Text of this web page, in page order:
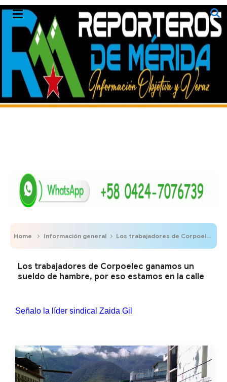
Home Información general Los trabajadores de Corpoelec ganamos un sueldo de hambre, por eso estamos en la calle
Los trabajadores de Corpoelec ganamos un
sueldo de hambre, por eso estamos en la calle
Señalo la líder sindical Zaida Gil